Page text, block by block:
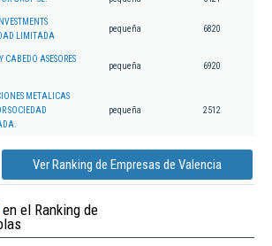
LIMITADA
pequeña 6820
CABEDO ASESORES
pequeña 6920
METALICAS
SOCIEDAD
pequeña 2512
Ver Ranking de Empresas de Valencia
en el Ranking de